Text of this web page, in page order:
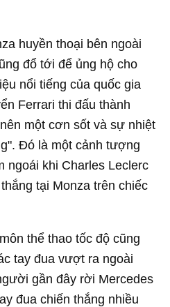
huyền thoại bên ngoài
đổ tới để ủng hộ cho
nổi tiếng của quốc gia
Ferrari thi đấu thành
một cơn sốt và sự nhiệt
Đó là một cảnh tượng
ngoái khi Charles Leclerc
tại Monza trên chiếc
thể thao tốc độ cũng
tay đua vượt ra ngoài
gần đây rời Mercedes
đua chiến thắng nhiều